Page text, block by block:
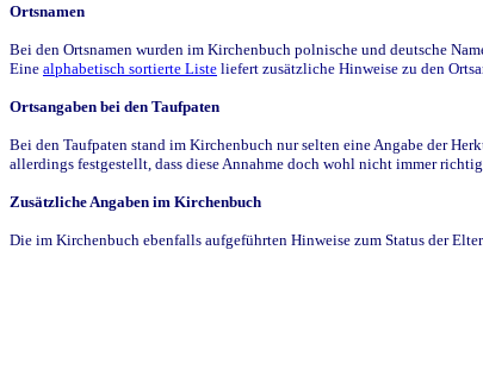
Ortsnamen
Bei den Ortsnamen wurden im Kirchenbuch polnische und deutsche
Eine alphabetisch sortierte Liste liefert zusätzliche Hinweise zu den
Ortsangaben bei den Taufpaten
Bei den Taufpaten stand im Kirchenbuch nur selten eine Angabe der
allerdings festgestellt, dass diese Annahme doch wohl nicht immer
Zusätzliche Angaben im Kirchenbuch
Die im Kirchenbuch ebenfalls aufgeführten Hinweise zum Status der